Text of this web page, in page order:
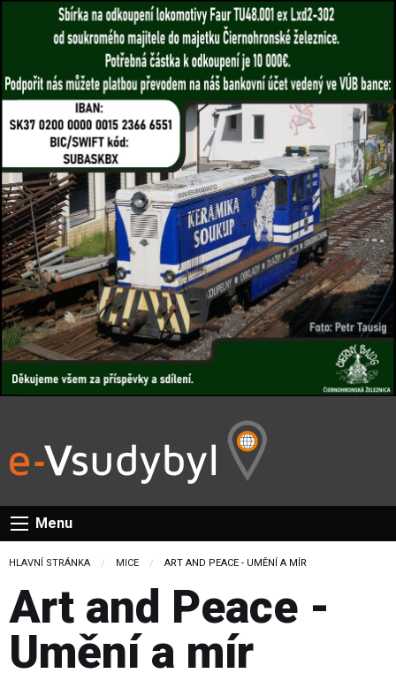
Menu
HLAVNÍ STRÁNKA MICE CURRENT:
ART AND PEACE - UMĚNÍ A MÍR
Art and Peace -
Umění a mír